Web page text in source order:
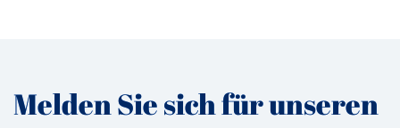
Melden Sie sich für unseren